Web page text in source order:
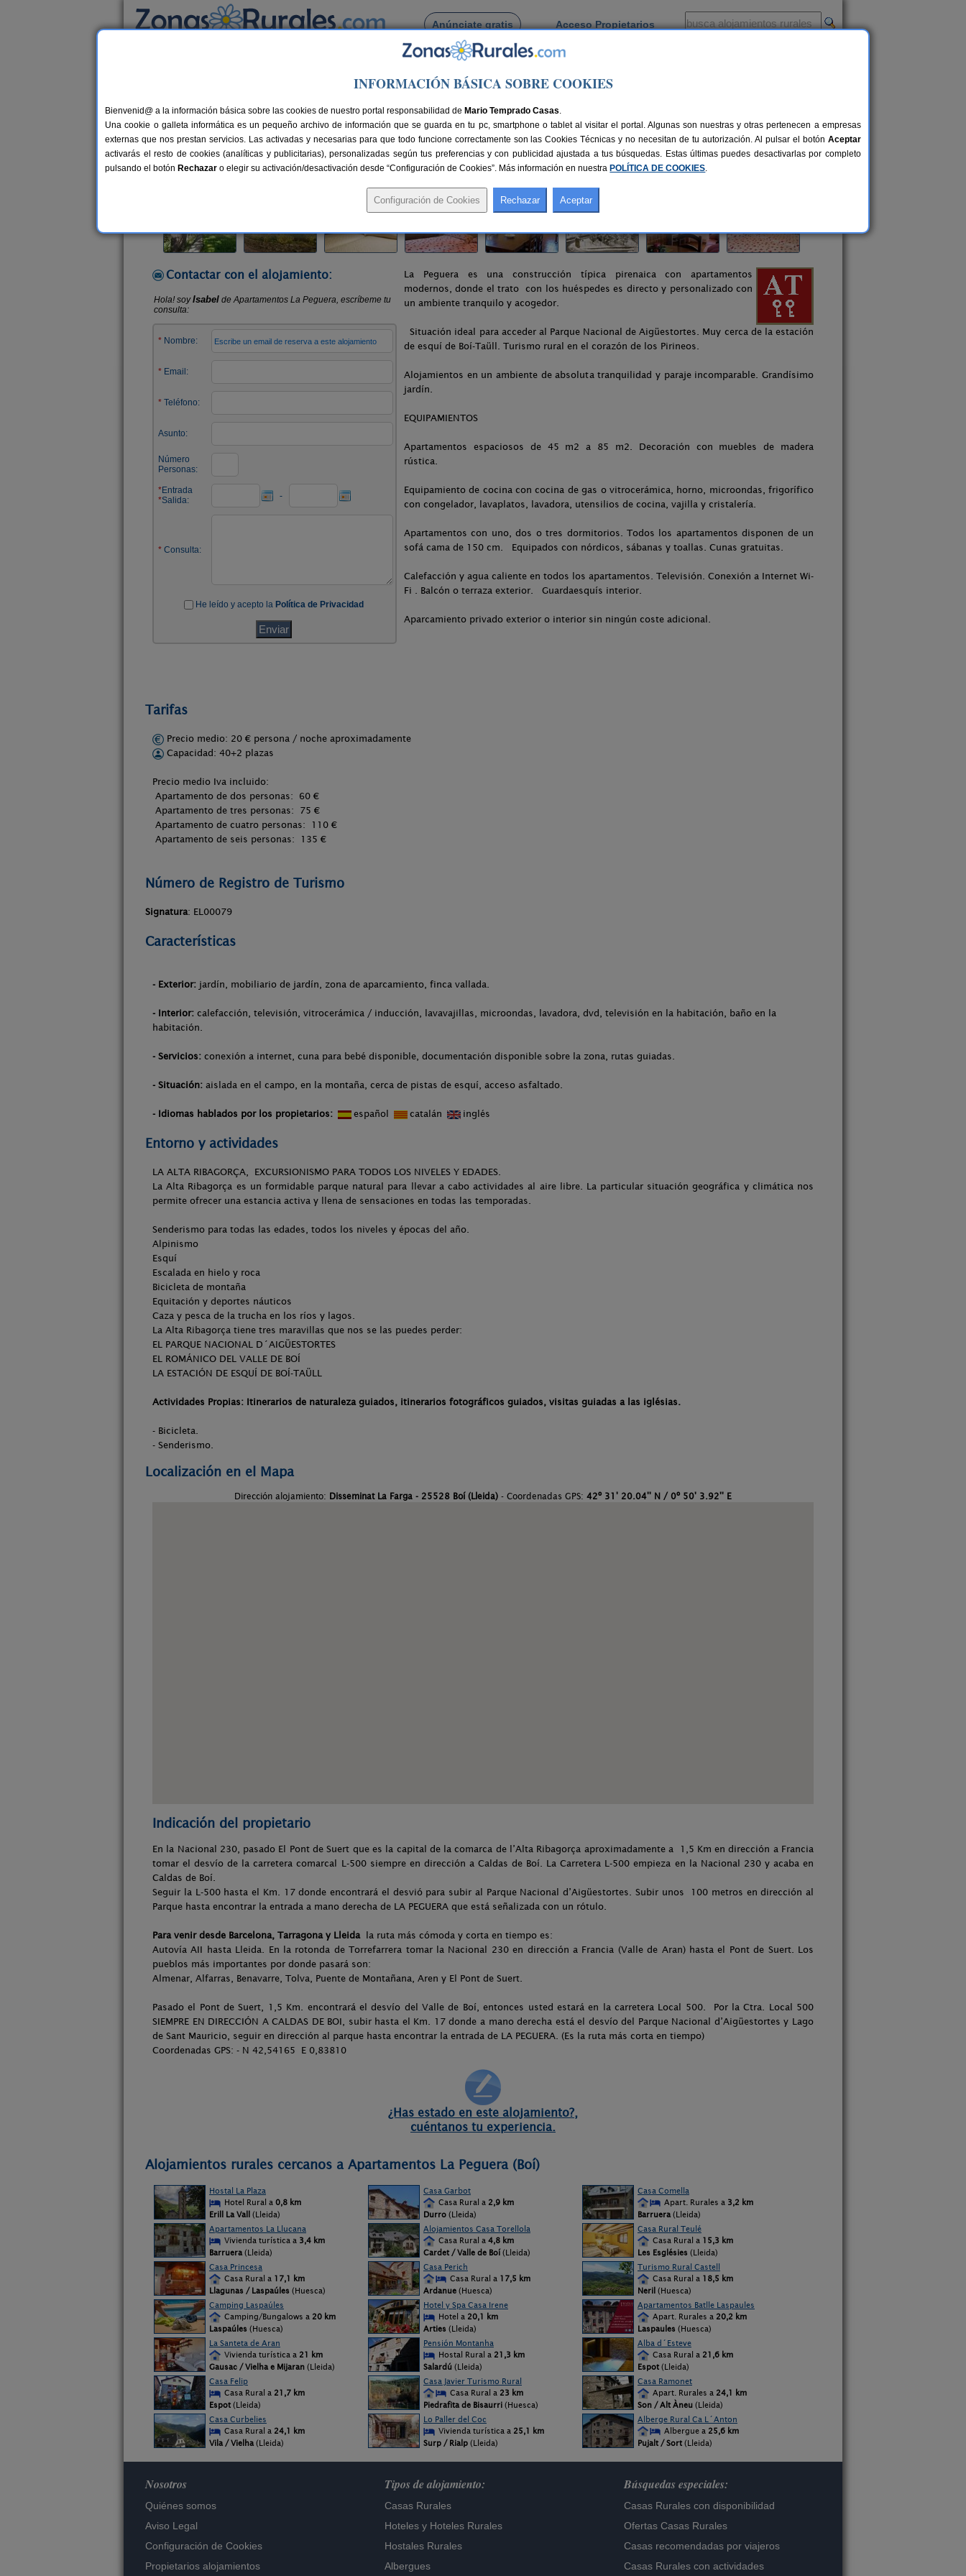
Anúnciate gratis Acceso Propietarios
Busca por pueblo
> Apartamentos La Peguera
Apartamentos La Peguera
Apartamentos Rurales en Boí (Lleida)
Alquiler completo y por habitaciones 40+2 plazas 150 km de Lleida Compartir:
Contactar con el alojamiento:
La Peguera es una construcción típica pirenaica con apartamentos
modernos, donde el trato con los huéspedes es directo y personalizado con
un ambiente tranquilo y acogedor.
Situación ideal para acceder al Parque Nacional de Aigüestortes. Muy cerca de la estación
de esquí de Boí-Taüll. Turismo rural en el corazón de los Pirineos.
Alojamientos en un ambiente de absoluta tranquilidad y paraje incomparable. Grandísimo
jardín.
EQUIPAMIENTOS
Apartamentos espaciosos de 45 m2 a 85 m2. Decoración con muebles de madera
rústica.
Equipamiento de cocina con cocina de gas o vitrocerámica, horno, microondas, frigorífico
con congelador, lavaplatos, lavadora, utensilios de cocina, vajilla y cristalería.
Apartamentos con uno, dos o tres dormitorios. Todos los apartamentos disponen de un
sofá cama de 150 cm. Equipados con nórdicos, sábanas y toallas. Cunas gratuitas.
Calefacción y agua caliente en todos los apartamentos. Televisión. Conexión a Internet Wi-
Fi . Balcón o terraza exterior. Guardaesquís interior.
Aparcamiento privado exterior o interior sin ningún coste adicional.
Tarifas
Precio medio: 20 € persona / noche aproximadamente
Capacidad: 40+2 plazas
Precio medio Iva incluido:
Apartamento de dos personas: 60 €
Apartamento de tres personas: 75 €
Apartamento de cuatro personas: 110 €
Apartamento de seis personas: 135 €
Número de Registro de Turismo
Signatura: EL00079
Características
- Exterior: jardín, mobiliario de jardín, zona de aparcamiento, finca vallada.
- Interior: calefacción, televisión, vitrocerámica / inducción, lavavajillas, microondas, lavadora, dvd, televisión en la habitación, baño en la
habitación.
- Servicios: conexión a internet, cuna para bebé disponible, documentación disponible sobre la zona, rutas guiadas.
- Situación: aislada en el campo, en la montaña, cerca de pistas de esquí, acceso asfaltado.
- Idiomas hablados por los propietarios: español catalán inglés
Entorno y actividades
LA ALTA RIBAGORÇA, EXCURSIONISMO PARA TODOS LOS NIVELES Y EDADES.
La Alta Ribagorça es un formidable parque natural para llevar a cabo actividades al aire libre. La particular situación geográfica y climática nos
permite ofrecer una estancia activa y llena de sensaciones en todas las temporadas.
Senderismo para todas las edades, todos los niveles y épocas del año.
Alpinismo
Esquí
Escalada en hielo y roca
Bicicleta de montaña
Equitación y deportes náuticos
Caza y pesca de la trucha en los ríos y lagos.
La Alta Ribagorça tiene tres maravillas que nos se las puedes perder:
EL PARQUE NACIONAL D´AIGÜESTORTES
EL ROMÁNICO DEL VALLE DE BOÍ
LA ESTACIÓN DE ESQUÍ DE BOÍ-TAÜLL
Actividades Propias: Itinerarios de naturaleza guiados, itinerarios fotográficos guiados, visitas guiadas a las iglésias.
- Bicicleta.
- Senderismo.
Localización en el Mapa
Dirección alojamiento: Disseminat La Farga - 25528 Boí (Lleida) - Coordenadas GPS: 42º 31' 20.04'' N / 0º 50' 3.92'' E
Indicación del propietario
En la Nacional 230, pasado El Pont de Suert que es la capital de la comarca de l’Alta Ribagorça aproximadamente a 1,5 Km en dirección a Francia
tomar el desvío de la carretera comarcal L-500 siempre en dirección a Caldas de Boí. La Carretera L-500 empieza en la Nacional 230 y acaba en
Caldas de Boí.
Seguir la L-500 hasta el Km. 17 donde encontrará el desvió para subir al Parque Nacional d’Aigüestortes. Subir unos 100 metros en dirección al
Parque hasta encontrar la entrada a mano derecha de LA PEGUERA que está señalizada con un rótulo.
Para venir desde Barcelona, Tarragona y Lleidala ruta más cómoda y corta en tiempo es:
Autovía AII hasta Lleida. En la rotonda de Torrefarrera tomar la Nacional 230 en dirección a Francia (Valle de Aran) hasta el Pont de Suert. Los
pueblos más importantes por donde pasará son:
Almenar, Alfarras, Benavarre, Tolva, Puente de Montañana, Aren y El Pont de Suert.
Pasado el Pont de Suert, 1,5 Km. encontrará el desvío del Valle de Boí, entonces usted estará en la carretera Local 500. Por la Ctra. Local 500
SIEMPRE EN DIRECCIÓN A CALDAS DE BOI, subir hasta el Km. 17 donde a mano derecha está el desvío del Parque Nacional d’Aigüestortes y Lago
de Sant Mauricio, seguir en dirección al parque hasta encontrar la entrada de LA PEGUERA. (Es la ruta más corta en tiempo)
Coordenadas GPS: - N 42,54165 E 0,83810
¿Has estado en este alojamiento?,
cuéntanos tu experiencia.
Alojamientos rurales cercanos a Apartamentos La Peguera (Boí)
Hostal La Plaza
Hotel Rural a 0,8 km
Erill La Vall
(Lleida)
Casa Garbot
Casa Rural a 2,9 km
Durro (Lleida)
Casa Comella
Apart. Rurales a 3,2 km
Barruera (Lleida)
Apartamentos La Llucana
Vivienda turística a 3,4 km
Barruera (Lleida)
Alojamientos Casa Torellola
Casa Rural a 4,8 km
Cardet / Valle de Boí (Lleida)
Casa Rural Teulé
Casa Rural a 15,3 km
Les Esglésies (Lleida)
Casa Princesa
Casa Rural a 17,1 km
Llagunas / Laspaúles (Huesca)
Casa Perich
Casa Rural a 17,5 km
Ardanue (Huesca)
Turismo Rural Castell
Casa Rural a 18,5 km
Neril (Huesca)
Camping Laspaúles
Camping/Bungalows a 20 km
Laspaúles (Huesca)
Hotel y Spa Casa Irene
Hotel a 20,1 km
Arties (Lleida)
Apartamentos Batlle Laspaules
Apart. Rurales a 20,2 km
Laspaules (Huesca)
La Santeta de Aran
Vivienda turística a 21 km
Gausac / Vielha e Mijaran (Lleida)
Pensión Montanha
Hostal Rural a 21,3 km
Salardú (Lleida)
Alba d´Esteve
Casa Rural a 21,6 km
Espot (Lleida)
Casa Felip
Casa Rural a 21,7 km
Espot (Lleida)
Casa Javier Turismo Rural
Casa Rural a 23 km
Piedrafita de Bisaurri (Huesca)
Casa Ramonet
Apart. Rurales a 24,1 km
Son / Alt Àneu (Lleida)
Casa Curbelies
Casa Rural a 24,1 km
Vila / Vielha (Lleida)
Lo Paller del Coc
Vivienda turística a 25,1 km
Surp / Rialp (Lleida)
Alberge Rural Ca L´Anton
Albergue a 25,6 km
Pujalt / Sort (Lleida)
Nosotros
Quiénes somos
Aviso Legal
Configuración de Cookies
Propietarios alojamientos
Tipos de alojamiento:
Casas Rurales
Hoteles y Hoteles Rurales
Hostales Rurales
Albergues
Búsquedas especiales:
Casas Rurales con disponibilidad
Ofertas Casas Rurales
Casas recomendadas por viajeros
Casas Rurales con actividades
INFORMACIÓN BÁSICA SOBRE COOKIES
Bienvenid@ a la información básica sobre las cookies de nuestro portal responsabilidad de Mario Temprado Casas.
Una cookie o galleta informática es un pequeño archivo de información que se guarda en tu pc, smartphone o tablet al visitar el portal. Algunas son nuestras y otras pertenecen a empresas
externas que nos prestan servicios. Las activadas y necesarias para que todo funcione correctamente son las Cookies Técnicas y no necesitan de tu autorización. Al pulsar el botón Aceptar
activarás el resto de cookies (analíticas y publicitarias), personalizadas según tus preferencias y con publicidad ajustada a tus búsquedas. Estas últimas puedes desactivarlas por completo
pulsando el botón Rechazar o elegir su activación/desactivación desde “Configuración de Cookies”. Más información en nuestra POLÍTICA DE COOKIES.